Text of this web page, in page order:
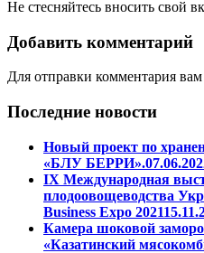
Не стесняйтесь вносить свой
Добавить комментарий
Для отправки комментария
Последние новости
Новый проект по
«БЛУ БЕРРИ».
IX Международная
плодоовощеводства
Business Expo 2021
Камера шоковой
«Казатинский